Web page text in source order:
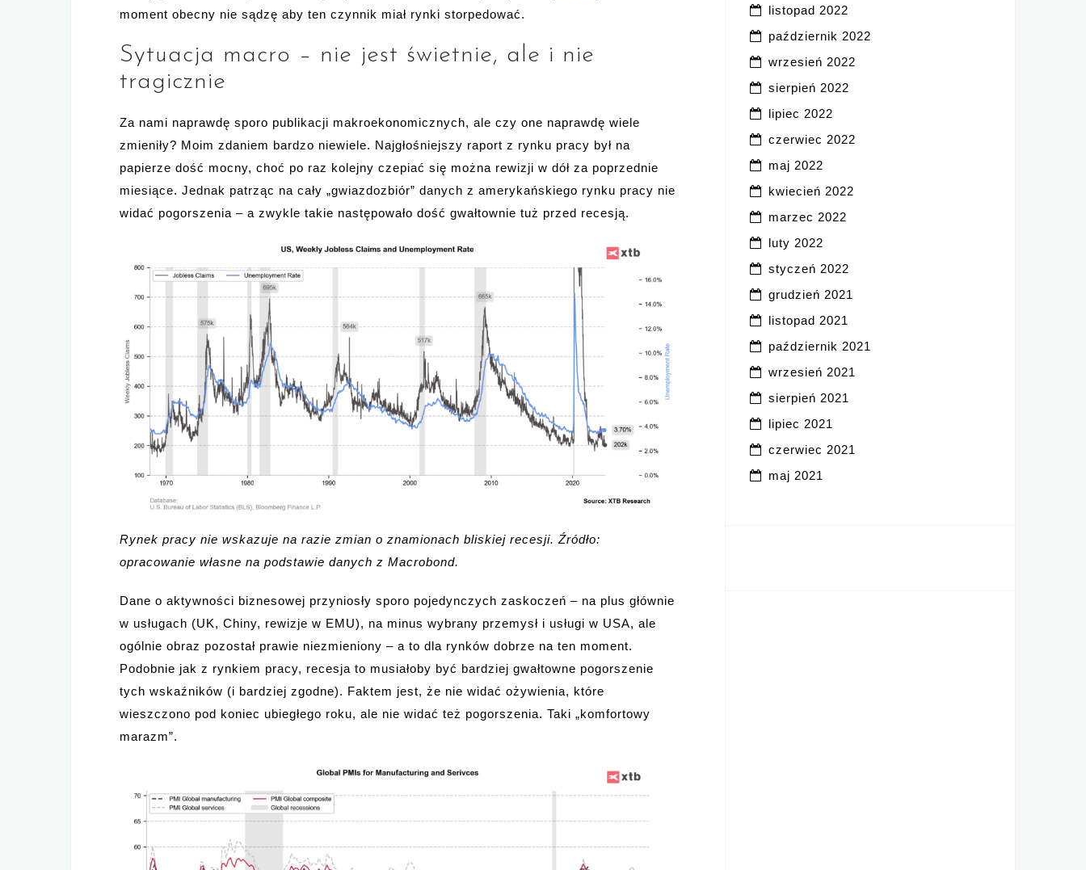
moment obecny nie sądzę aby ten czynnik miał rynki storpedować.
Sytuacja macro – nie jest świetnie, ale i nie
tragicznie
Za nami naprawdę sporo publikacji makroekonomicznych, ale czy one naprawdę wiele
zmieniły? Moim zdaniem bardzo niewiele. Najgłośniejszy raport z rynku pracy był na
papierze dość mocny, choć po raz kolejny czepiać się można rewizji w dół za poprzednie
miesiące. Jednak patrząc na cały „gwiazdozbiór” danych z amerykańskiego rynku pracy nie
widać pogorszenia – a zwykle takie następowało dość gwałtownie tuż przed recesją.
Rynek pracy nie wskazuje na razie zmian o znamionach bliskiej recesji. Źródło:
opracowanie własne na podstawie danych z Macrobond.
Dane o aktywności biznesowej przyniosły sporo pojedynczych zaskoczeń – na plus głównie
w usługach (UK, Chiny, rewizje w EMU), na minus wybrany przemysł i usługi w USA, ale
ogólnie obraz pozostał prawie niezmieniony – a to dla rynków dobrze na ten moment.
Podobnie jak z rynkiem pracy, recesja to musiałoby być bardziej gwałtowne pogorszenie
tych wskaźników (i bardziej zgodne). Faktem jest, że nie widać ożywienia, które
wieszczono pod koniec ubiegłego roku, ale nie widać też pogorszenia. Taki „komfortowy
marazm”.
listopad 2022
październik 2022
wrzesień 2022
sierpień 2022
lipiec 2022
czerwiec 2022
maj 2022
kwiecień 2022
marzec 2022
luty 2022
styczeń 2022
grudzień 2021
listopad 2021
październik 2021
wrzesień 2021
sierpień 2021
lipiec 2021
czerwiec 2021
maj 2021